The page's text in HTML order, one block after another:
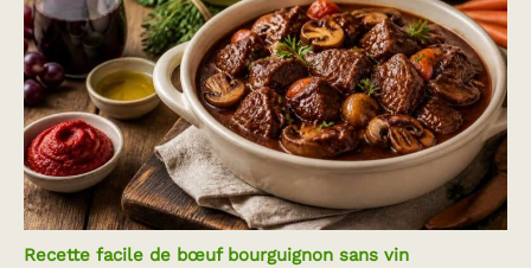
Recette facile de bœuf bourguignon sans vin